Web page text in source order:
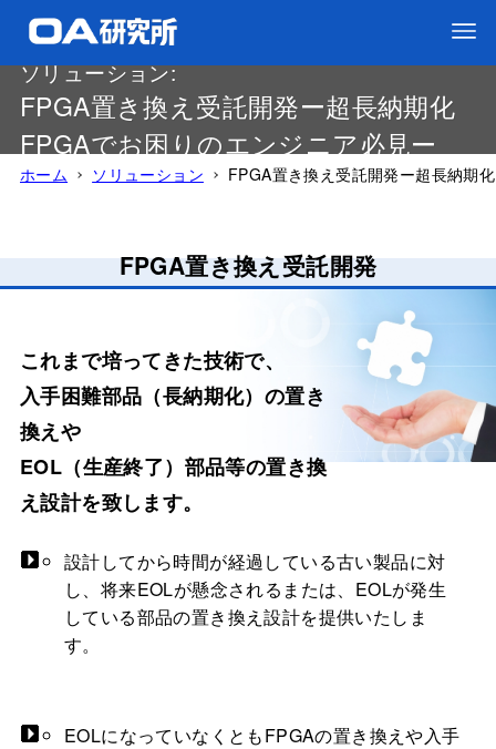
ソリューション:
FPGA置き換え受託開発ー超長納期化
FPGAでお困りのエンジニア必見ー
ホーム ソリューション FPGA置き換え受託開発ー超長納期
FPGA置き換え受託開発
これまで培ってきた技術で、
入手困難部品（長納期化）の置き
換えや
EOL（生産終了）部品等の置き換
え設計を致します。
設計してから時間が経過している古い製品に対
し、 将来EOLが懸念されるまたは、EOLが発生
している部品の置き換え設計を提供いたしま
す。
EOLになっていなくともFPGAの置き換えや入手